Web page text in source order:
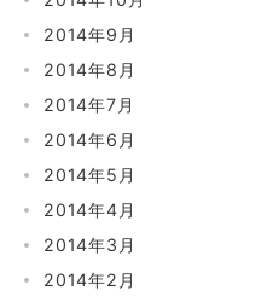
2014年9月
2014年8月
2014年7月
2014年6月
2014年5月
2014年4月
2014年3月
2014年2月